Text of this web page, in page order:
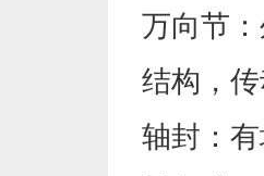
万向节
结构，
轴封：